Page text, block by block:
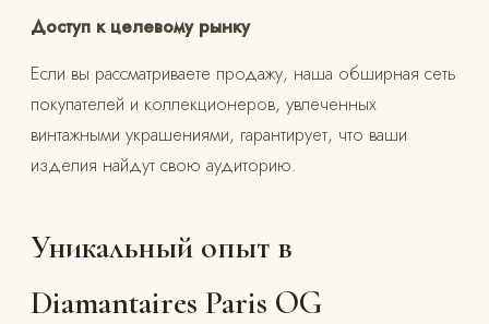
Доступ к целевому рынку
Если вы рассматриваете продажу, наша обширная сеть
покупателей и коллекционеров, увлеченных
винтажными украшениями, гарантирует, что ваши
изделия найдут свою аудиторию.
Уникальный опыт в
Diamantaires Paris OG